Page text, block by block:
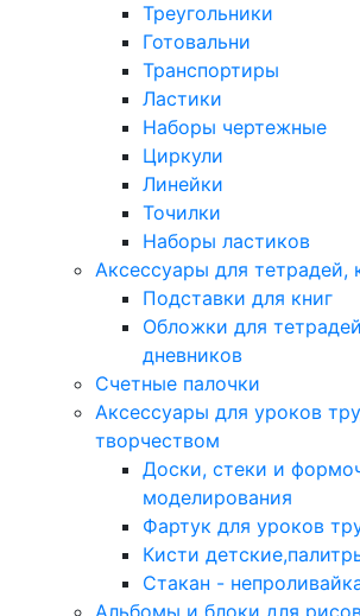
Треугольники
Готовальни
Транспортиры
Ластики
Наборы чертежные
Циркули
Линейки
Точилки
Наборы ластиков
Аксессуары для тетрадей,
Подставки для книг
Обложки для
дневников
Счетные палочки
Аксессуары для уроков
творчеством
Доски, стеки и
моделирования
Фартук для уроков
Кисти
Стакан -
Альбомы и блоки для